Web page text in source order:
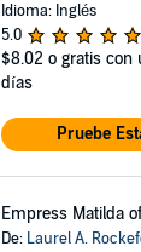
Idioma: Inglés
5.0
$8.02 o gratis con
días
Pruebe
Empress Matilda
De: Laurel A.